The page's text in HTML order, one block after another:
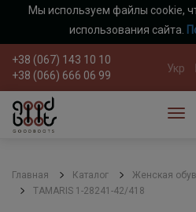
Мы используем файлы cookie,
использования сайта.
+38 (067) 143 10 10
+38 (066) 666 06 99
Укр
Главная Каталог Женская
TAMARIS 1-28241-42/418